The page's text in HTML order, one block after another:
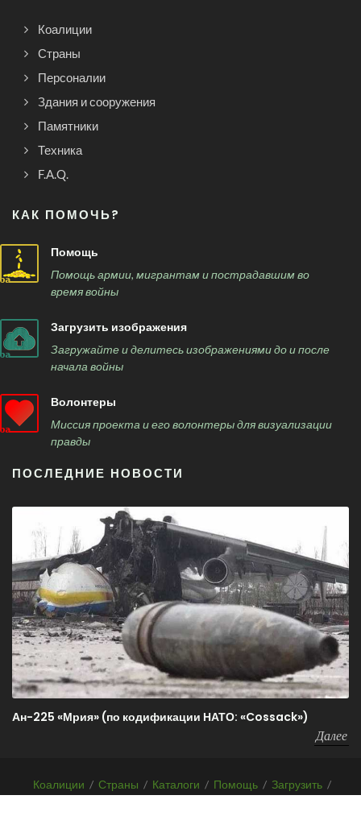
Коалиции
Страны
Персоналии
Здания и сооружения
Памятники
Техника
F.A.Q.
КАК ПОМОЧЬ?
Помощь
Помощь армии, мигрантам и пострадавшим во
время войны
Загрузить изображения
Загружайте и делитесь изображениями до и после
начала войны
Волонтеры
Миссия проекта и его волонтеры для визуализации
правды
ПОСЛЕДНИЕ НОВОСТИ
Ан-225 «Мрия» (по кодификации НАТО: «Cossack»)
Далее
Коалиции / Страны / Каталоги / Помощь / Загрузить /